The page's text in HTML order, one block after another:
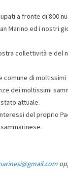
a fronte di 800
Marino ed i nostri
collettività e
di
dei moltissimi
attuale.
del proprio